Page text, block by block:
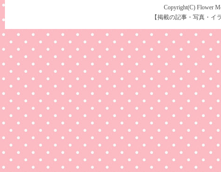
Copyright(C) Flower
【掲載の記事・写真・